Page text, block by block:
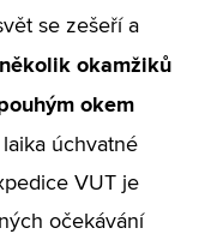
se zešeří a
několik okamžiků
okem
úchvatné
VUT je
očekávání